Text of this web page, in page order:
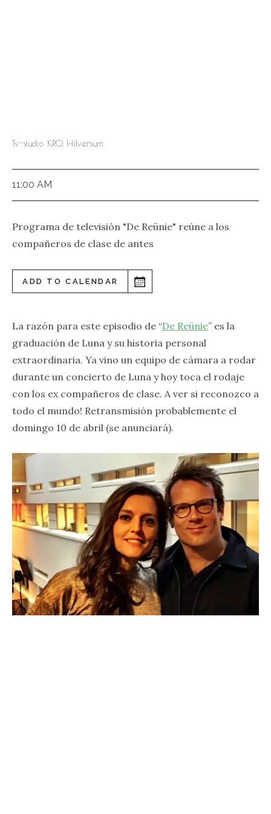
Tv-studio KRO, Hilversum
11:00 AM
Programa de televisión "De Reünie" reúne a los
compañeros de clase de antes
ADD TO CALENDAR
La razón para este episodio de “De Reünie” es la
graduación de Luna y su historia personal
extraordinaria. Ya vino un equipo de cámara a rodar
durante un concierto de Luna y hoy toca el rodaje
con los ex compañeros de clase. A ver si reconozco a
todo el mundo! Retransmisión probablemente el
domingo 10 de abril (se anunciará).